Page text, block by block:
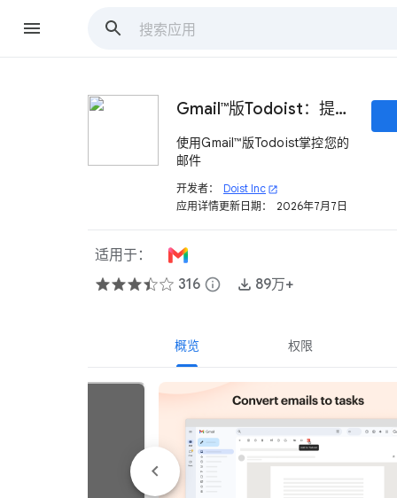
Gmail™版Todoist：提醒事项&计划
使用Gmail™版Todoist掌控您的
邮件
开发者： Doist Inc open_in_new
应用详情更新日期： 2026年7月7日
适用于：
316 info 89万+
概览 权限